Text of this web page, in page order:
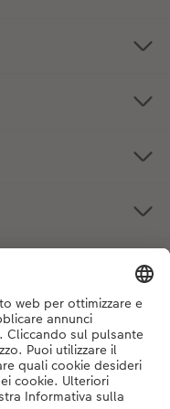
esitare a contattarci dal
(esclusi i giorni festivi) al
domenica, dalle 9:00 alle